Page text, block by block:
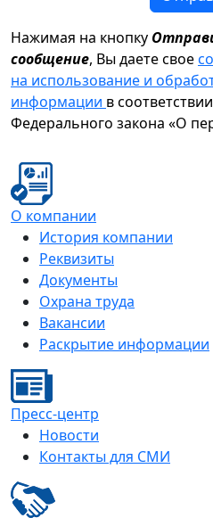
Нажимая на кнопку
сообщение, Вы даете свое
на использование и
информации в
Федерального закона «О
О компании
История компании
Реквизиты
Документы
Охрана труда
Вакансии
Раскрытие информации
Пресс-центр
Новости
Контакты для СМИ